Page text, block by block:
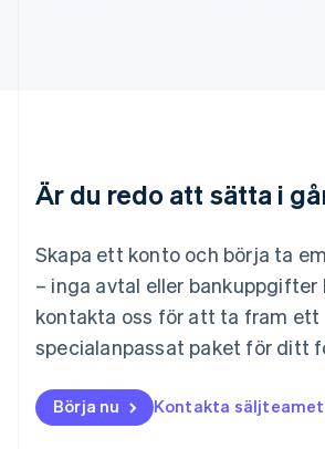
Är du redo att sätta i
Skapa ett konto och börja ta
– inga avtal eller bankuppgifter
kontakta oss för att ta fram ett
specialanpassat paket för ditt
Börja nu Kontakta säljteamet
Malaysia
English
Mexiko
Español
Nederländerna
NederlandsEnglish
English
Nya Zeeland